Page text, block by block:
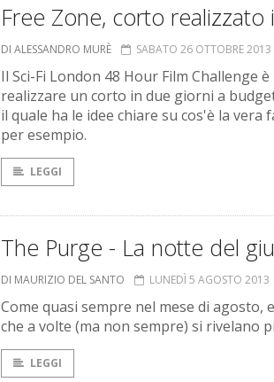
Free Zone, corto realizzato
DI ALESSANDRO MURÈ SABATO 26 OTTOBRE 2013
Il Sci-Fi London 48 Hour Film Challenge
realizzare un corto in due giorni a
il quale ha le idee chiare su cos'è la vera
per esempio.
LEGGI
The Purge - La notte del
DI MAURIZIO DEL SANTO LUNEDÌ 5 AGOSTO 2013
Come quasi sempre nel mese di agosto,
che a volte (ma non sempre) si rivelano
LEGGI